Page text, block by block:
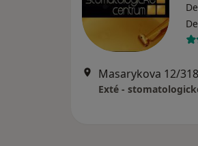
Masarykova 12/
Exté -